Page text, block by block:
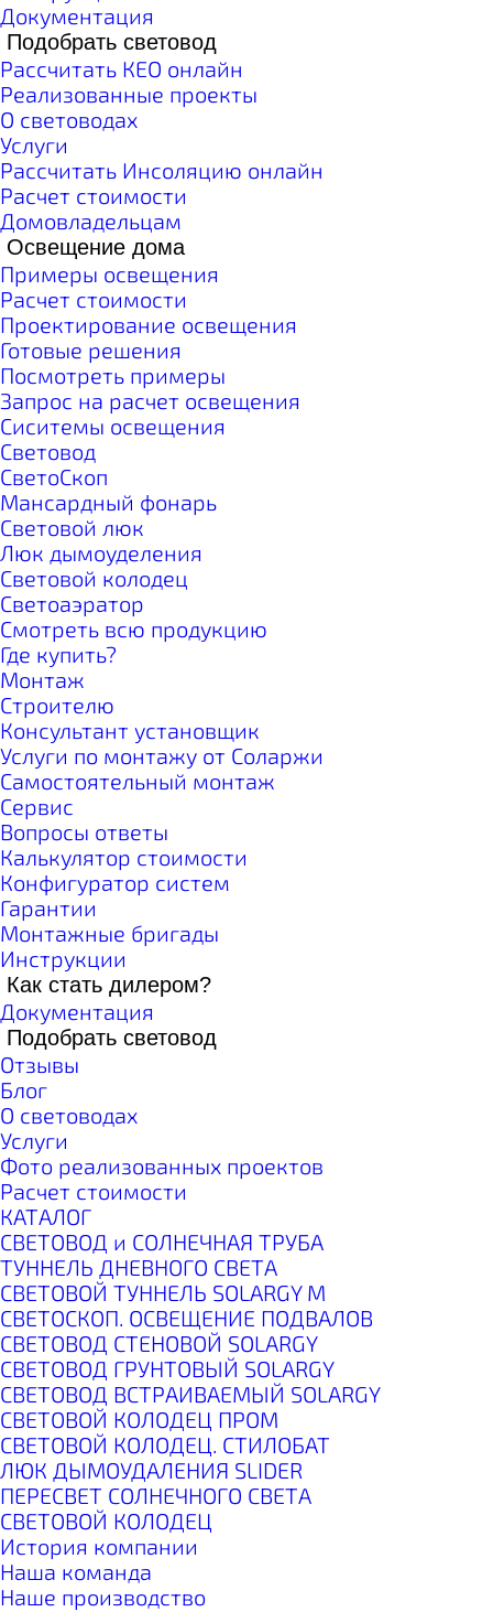
Документация
Подобрать световод
Рассчитать КЕО онлайн
Реализованные проекты
О световодах
Услуги
Рассчитать Инсоляцию онлайн
Расчет стоимости
Домовладельцам
Освещение дома
Примеры освещения
Расчет стоимости
Проектирование освещения
Готовые решения
Посмотреть примеры
Запрос на расчет освещения
Сиситемы освещения
Световод
СветоСкоп
Мансардный фонарь
Световой люк
Люк дымоуделения
Световой колодец
Светоаэратор
Смотреть всю продукцию
Где купить?
Монтаж
Строителю
Консультант установщик
Услуги по монтажу от Соларжи
Самостоятельный монтаж
Сервис
Вопросы ответы
Калькулятор стоимости
Конфигуратор систем
Гарантии
Монтажные бригады
Инструкции
Как стать дилером?
Документация
Подобрать световод
Отзывы
Блог
О световодах
Услуги
Фото реализованных проектов
Расчет стоимости
КАТАЛОГ
СВЕТОВОД и СОЛНЕЧНАЯ ТРУБА
ТУННЕЛЬ ДНЕВНОГО СВЕТА
СВЕТОВОЙ ТУННЕЛЬ SOLARGY М
СВЕТОСКОП. ОСВЕЩЕНИЕ ПОДВАЛОВ
СВЕТОВОД СТЕНОВОЙ SOLARGY
СВЕТОВОД ГРУНТОВЫЙ SOLARGY
СВЕТОВОД ВСТРАИВАЕМЫЙ SOLARGY
СВЕТОВОЙ КОЛОДЕЦ ПРОМ
СВЕТОВОЙ КОЛОДЕЦ. СТИЛОБАТ
ЛЮК ДЫМОУДАЛЕНИЯ SLIDER
ПЕРЕСВЕТ СОЛНЕЧНОГО СВЕТА
СВЕТОВОЙ КОЛОДЕЦ
История компании
Наша команда
Наше производство